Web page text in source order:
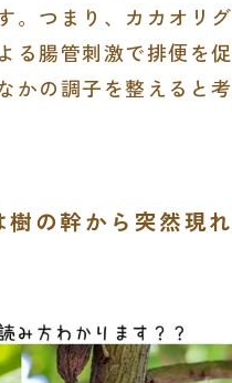
。つまり、カカオリグ
る腸管刺激で排便を促
かの調子を整えると考
樹の幹から突然現れ